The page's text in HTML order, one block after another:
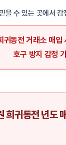
을 수 있는 곳에서 감
귀동전 거래소 매입
호구 방지 감정
귀동전 년도